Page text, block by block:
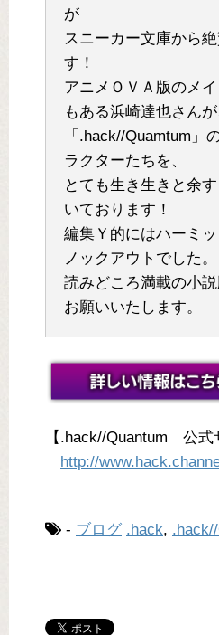
が
スニーカー文庫から
す！
アニメＯＶＡ版のメ
もある浜崎達也さんが
「.hack//Quamtum」
ラクターたちを、
とても生き生きと余
いております！
編集Ｙ的にはハーミ
ノックアウトでした。
読みどころ満載の小説
お願いいたします。
【.hack//Quantum 公式
http://
- ブログ .hack,